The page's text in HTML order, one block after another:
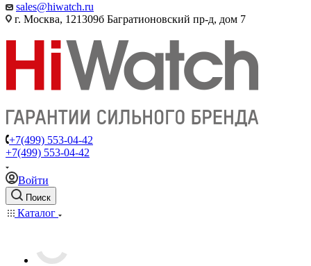
sales@hiwatch.ru
г. Москва, 121309б Багратионовский пр-д, дом 7
+7(499) 553-04-42
+7(499) 553-04-42
Войти
Поиск
Каталог